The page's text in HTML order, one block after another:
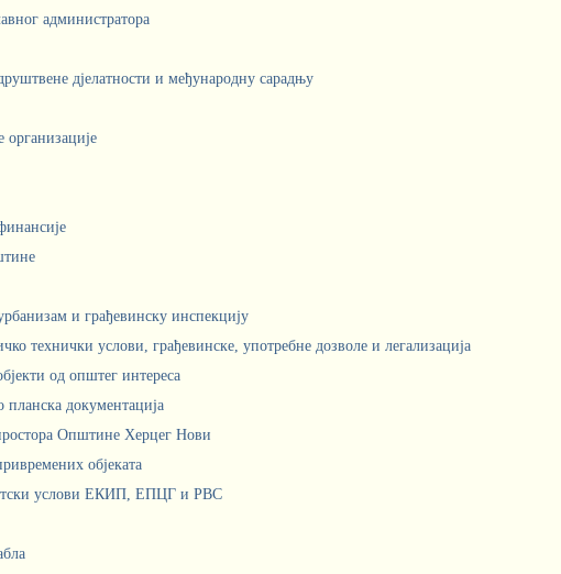
администратора
дјелатности и међународну сарадњу
организације
и грађевинску инспекцију
технички услови, грађевинске, употребне дозволе и легализација
од општег интереса
планска документација
Општине Херцег Нови
објеката
услови ЕКИП, ЕПЦГ и РВС